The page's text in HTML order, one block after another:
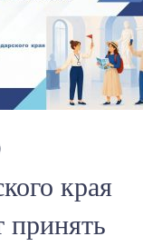
края
принять